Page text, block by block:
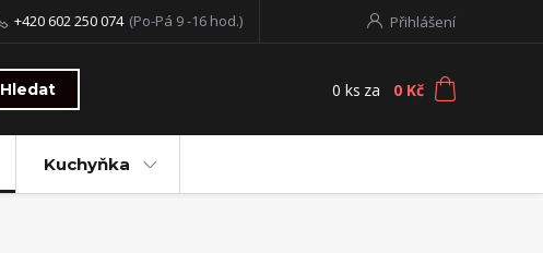
Přihlášení
Hledat
+420 602 250 074 (Po-Pá 9 -16 hod.)
0 ks za 0 Kč
Kuchyňka